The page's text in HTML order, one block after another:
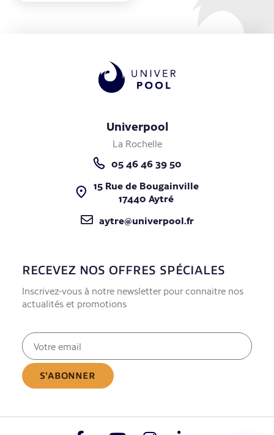
Univerpool
La Rochelle
05 46 46 39 50
15 Rue de Bougainville
17440 Aytré
aytre@univerpool.fr
RECEVEZ NOS OFFRES SPÉCIALES
Inscrivez-vous à notre newsletter pour connaitre nos
actualités et promotions
E-
mail
(Nécessaire)